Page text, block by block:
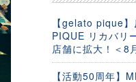
【gelato pique
PIQUE リカバリ
店舗に拡大！＜8
【活動50周年】